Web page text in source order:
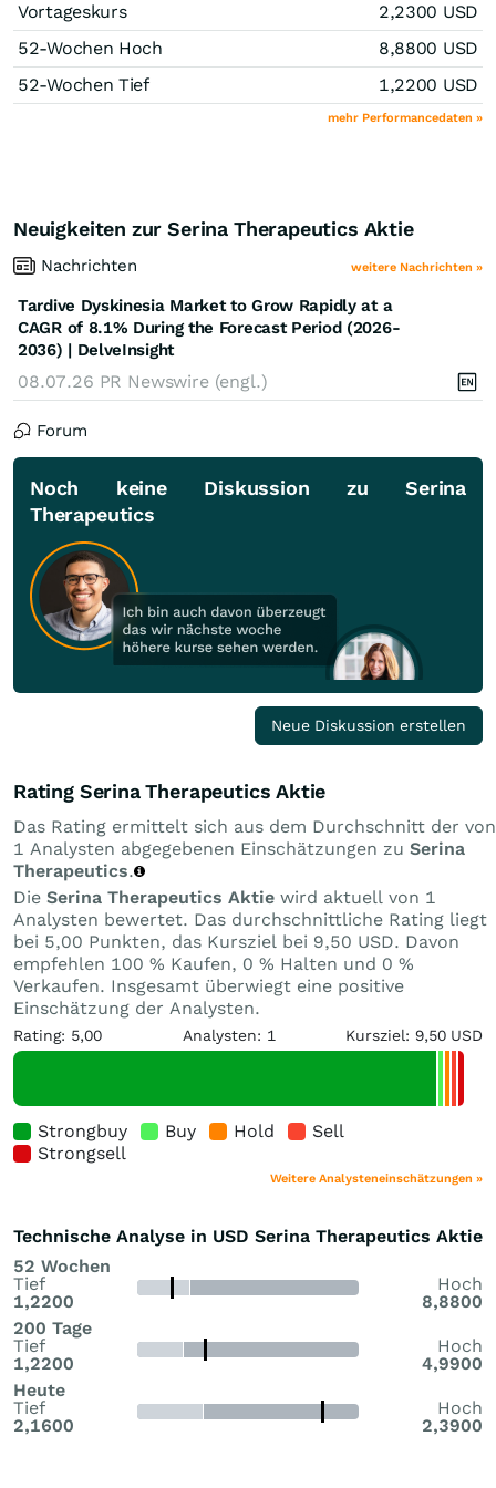
Vortageskurs 2,2300 USD
52-Wochen Hoch
8,8800 USD
52-Wochen Tief
1,2200 USD
mehr Performancedaten »
Neuigkeiten zur Serina Therapeutics Aktie
Nachrichten weitere Nachrichten »
Tardive Dyskinesia Market to Grow Rapidly at a
CAGR of 8.1% During the Forecast Period (2026-
2036) | DelveInsight
08.07.26 PR Newswire (engl.)
Forum
Noch keine Diskussion zu Serina
Therapeutics
Neue Diskussion erstellen
Rating Serina Therapeutics Aktie
Das Rating ermittelt sich aus dem Durchschnitt der von
1 Analysten abgegebenen Einschätzungen zu Serina
Therapeutics.
Die Serina Therapeutics Aktie wird aktuell von 1
Analysten bewertet. Das durchschnittliche Rating liegt
bei 5,00 Punkten, das Kursziel bei 9,50 USD. Davon
empfehlen 100 % Kaufen, 0 % Halten und 0 %
Verkaufen. Insgesamt überwiegt eine positive
Einschätzung der Analysten.
Rating: 5,00 Analysten: 1 Kursziel: 9,50 USD
Strongbuy Buy Hold
Sell
Strongsell
Weitere Analysteneinschätzungen »
Technische Analyse in USD Serina Therapeutics Aktie
52 Wochen
Tief
1,2200
Hoch
8,8800
200 Tage
Tief
1,2200
Hoch
4,9900
Heute
Tief
2,1600
Hoch
2,3900